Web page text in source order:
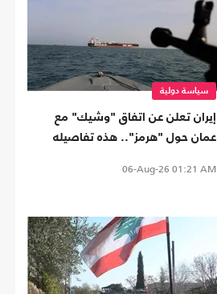
سياسة دولية
إيران تعلن عن اتفاق "وشيك" مع
عمان حول "هرمز".. هذه تفاصيله
06-Aug-26 01:21 AM